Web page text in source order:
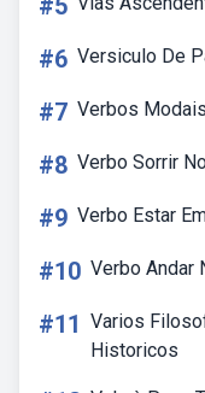
#5
#6 Versiculo De
#7 Verbos
#8 Verbo Sorrir
#9 Verbo Estar
#10 Verbo Andar
#11 Varios
Historicos